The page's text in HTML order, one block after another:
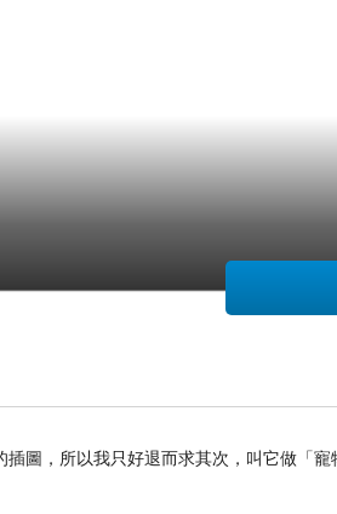
插圖，所以我只好退而求其次，叫它做「